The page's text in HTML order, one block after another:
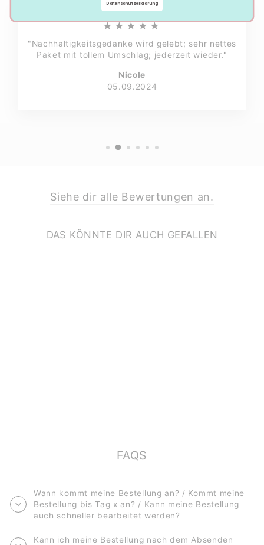
★★★★★
"Nachhaltigkeitsgedanke wird gelebt; sehr nettes
Paket mit tollem Umschlag; jederzeit wieder."
Nicole
05.09.2024
Siehe dir alle Bewertungen an.
DAS KÖNNTE DIR AUCH GEFALLEN
FAQS
Wann kommt meine Bestellung an? / Kommt meine
Bestellung bis Tag x an? / Kann meine Bestellung
auch schneller bearbeitet werden?
Kann ich meine Bestellung nach dem Absenden
Datenschutzerklärung